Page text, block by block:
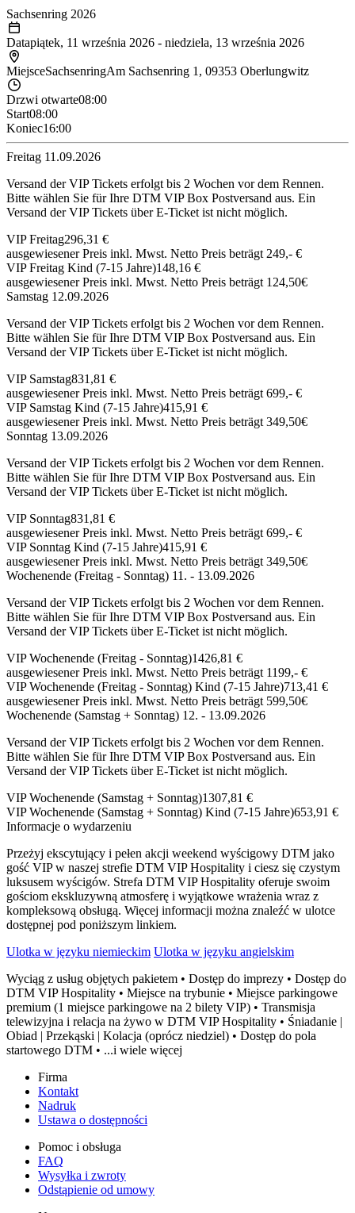
Sachsenring 2026
Datapiątek, 11 września 2026 - niedziela, 13 września 2026
MiejsceSachsenringAm Sachsenring 1, 09353 Oberlungwitz
Drzwi otwarte08:00
Start08:00
Koniec16:00
Freitag 11.09.2026
Versand der VIP Tickets erfolgt bis 2 Wochen vor dem Rennen.
Bitte wählen Sie für Ihre DTM VIP Box Postversand aus. Ein
Versand der VIP Tickets über E-Ticket ist nicht möglich.
VIP Freitag296,31 €
ausgewiesener Preis inkl. Mwst. Netto Preis beträgt 249,- €
VIP Freitag Kind (7-15 Jahre)148,16 €
ausgewiesener Preis inkl. Mwst. Netto Preis beträgt 124,50€
Samstag 12.09.2026
Versand der VIP Tickets erfolgt bis 2 Wochen vor dem Rennen.
Bitte wählen Sie für Ihre DTM VIP Box Postversand aus. Ein
Versand der VIP Tickets über E-Ticket ist nicht möglich.
VIP Samstag831,81 €
ausgewiesener Preis inkl. Mwst. Netto Preis beträgt 699,- €
VIP Samstag Kind (7-15 Jahre)415,91 €
ausgewiesener Preis inkl. Mwst. Netto Preis beträgt 349,50€
Sonntag 13.09.2026
Versand der VIP Tickets erfolgt bis 2 Wochen vor dem Rennen.
Bitte wählen Sie für Ihre DTM VIP Box Postversand aus. Ein
Versand der VIP Tickets über E-Ticket ist nicht möglich.
VIP Sonntag831,81 €
ausgewiesener Preis inkl. Mwst. Netto Preis beträgt 699,- €
VIP Sonntag Kind (7-15 Jahre)415,91 €
ausgewiesener Preis inkl. Mwst. Netto Preis beträgt 349,50€
Wochenende (Freitag - Sonntag) 11. - 13.09.2026
Versand der VIP Tickets erfolgt bis 2 Wochen vor dem Rennen.
Bitte wählen Sie für Ihre DTM VIP Box Postversand aus. Ein
Versand der VIP Tickets über E-Ticket ist nicht möglich.
VIP Wochenende (Freitag - Sonntag)1426,81 €
ausgewiesener Preis inkl. Mwst. Netto Preis beträgt 1199,- €
VIP Wochenende (Freitag - Sonntag) Kind (7-15 Jahre)713,41 €
ausgewiesener Preis inkl. Mwst. Netto Preis beträgt 599,50€
Wochenende (Samstag + Sonntag) 12. - 13.09.2026
Versand der VIP Tickets erfolgt bis 2 Wochen vor dem Rennen.
Bitte wählen Sie für Ihre DTM VIP Box Postversand aus. Ein
Versand der VIP Tickets über E-Ticket ist nicht möglich.
VIP Wochenende (Samstag + Sonntag)1307,81 €
VIP Wochenende (Samstag + Sonntag) Kind (7-15 Jahre)653,91 €
Informacje o wydarzeniu
Przeżyj ekscytujący i pełen akcji weekend wyścigowy DTM jako
gość VIP w naszej strefie DTM VIP Hospitality i ciesz się czystym
luksusem wyścigów. Strefa DTM VIP Hospitality oferuje swoim
gościom ekskluzywną atmosferę i wyjątkowe wrażenia wraz z
kompleksową obsługą. Więcej informacji można znaleźć w ulotce
dostępnej pod poniższym linkiem.
Ulotka w języku niemieckim Ulotka w języku angielskim
Wyciąg z usług objętych pakietem • Dostęp do imprezy • Dostęp do
DTM VIP Hospitality • Miejsce na trybunie • Miejsce parkingowe
premium (1 miejsce parkingowe na 2 bilety VIP) • Transmisja
telewizyjna i relacja na żywo w DTM VIP Hospitality • Śniadanie |
Obiad | Przekąski | Kolacja (oprócz niedziel) • Dostęp do pola
startowego DTM • ...i wiele więcej
Firma
Kontakt
Nadruk
Ustawa o dostępności
Pomoc i obsługa
FAQ
Wysyłka i zwroty
Odstąpienie od umowy